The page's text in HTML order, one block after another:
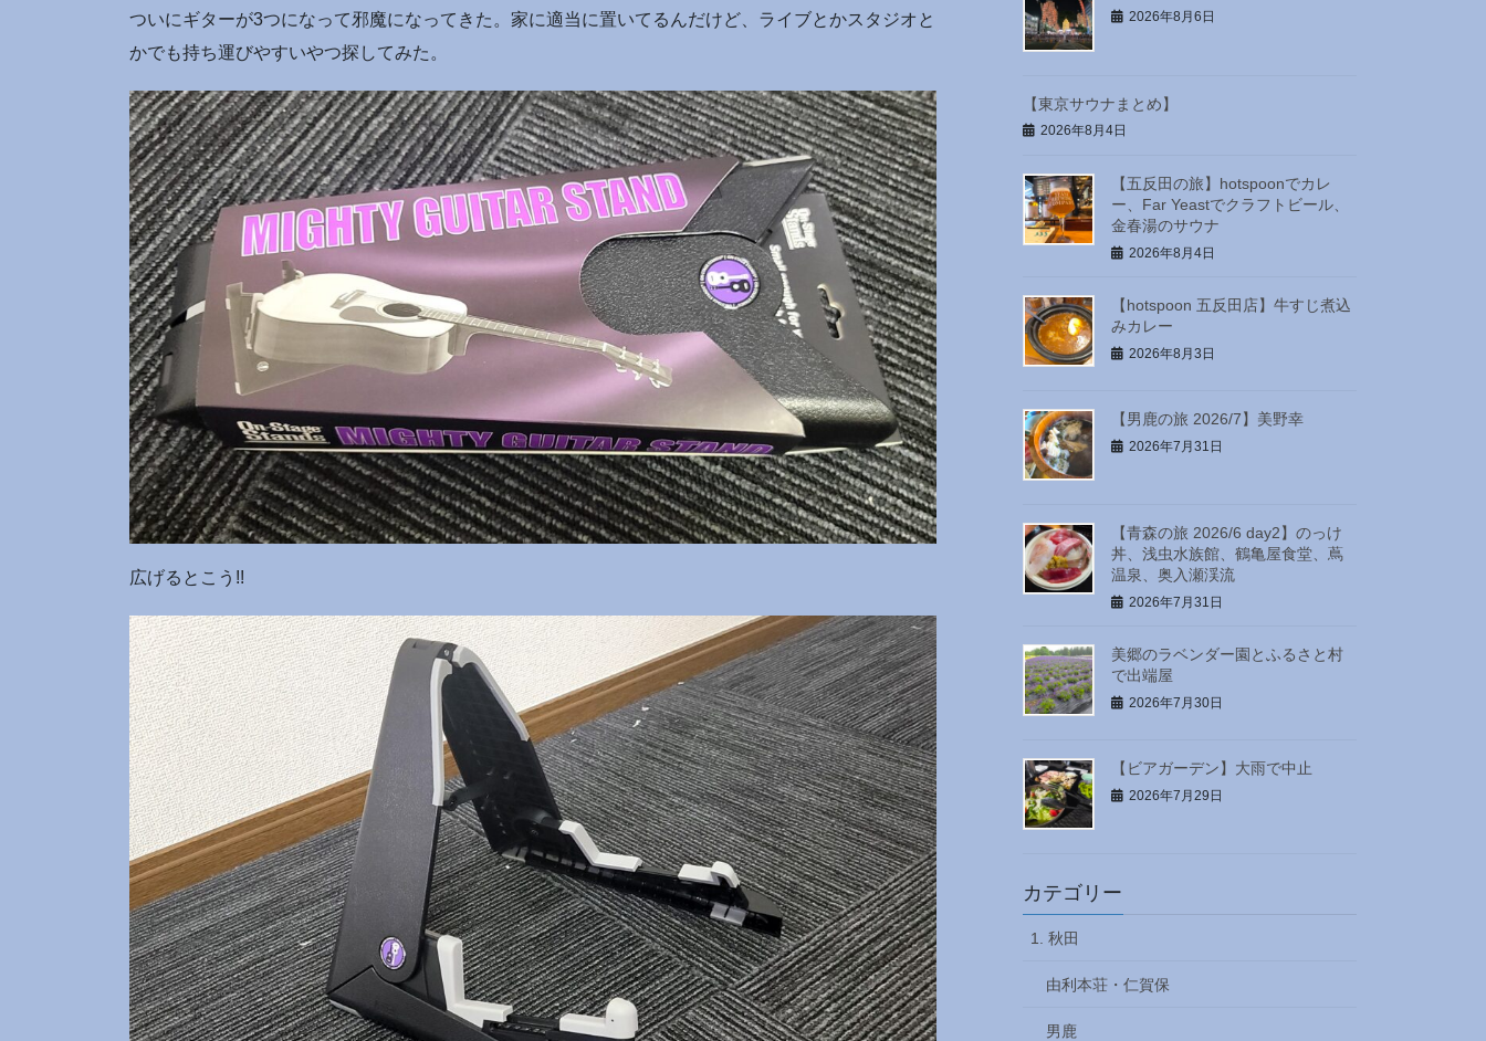
ついにギターが3つになって邪魔になってきた。家に適当に置いてるんだけど、ライブとかスタジオと
かでも持ち運びやすいやつ探してみた。
広げるとこう!!
2026年8月6日
【東京サウナまとめ】
2026年8月4日
【五反田の旅】hotspoonでカレ
ー、Far Yeastでクラフトビール、
金春湯のサウナ
2026年8月4日
【hotspoon 五反田店】牛すじ煮込
みカレー
2026年8月3日
【男鹿の旅 2026/7】美野幸
2026年7月31日
【青森の旅 2026/6 day2】のっけ
丼、浅虫水族館、鶴亀屋食堂、蔦
温泉、奥入瀬渓流
2026年7月31日
美郷のラベンダー園とふるさと村
で出端屋
2026年7月30日
【ビアガーデン】大雨で中止
2026年7月29日
カテゴリー
1. 秋田
由利本荘・仁賀保
男鹿